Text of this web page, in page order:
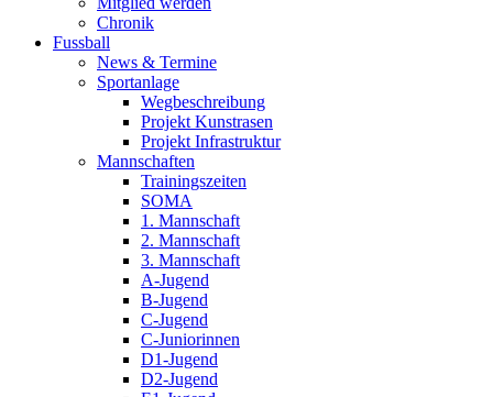
Chronik
Fussball
News & Termine
Sportanlage
Wegbeschreibung
Projekt Kunstrasen
Projekt Infrastruktur
Mannschaften
Trainingszeiten
SOMA
1. Mannschaft
2. Mannschaft
3. Mannschaft
A-Jugend
B-Jugend
C-Jugend
C-Juniorinnen
D1-Jugend
D2-Jugend